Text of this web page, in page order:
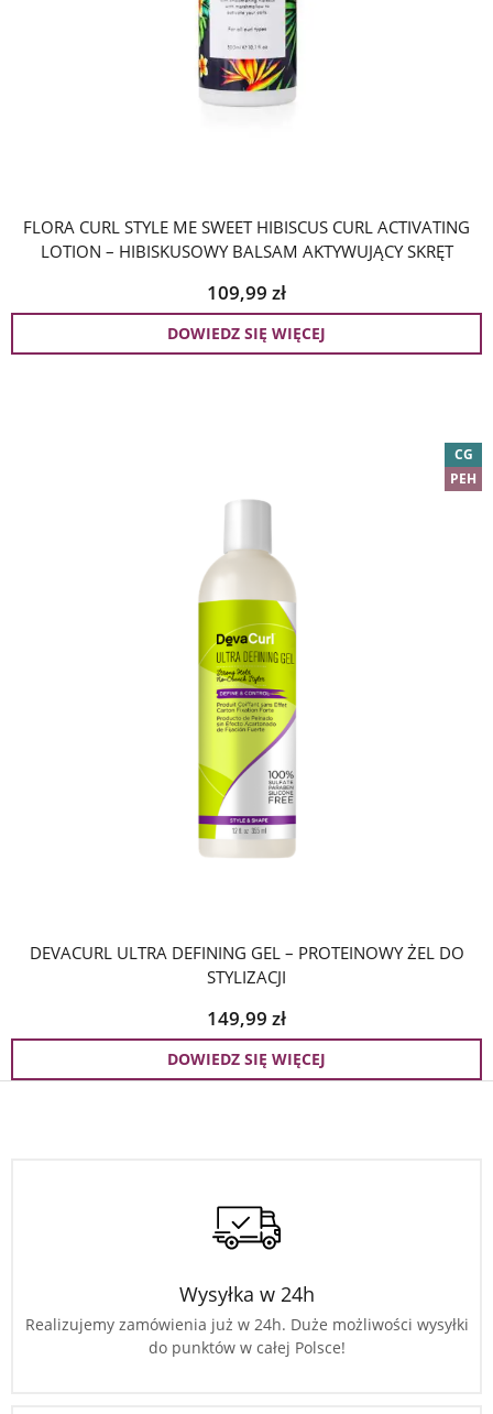
FLORA CURL STYLE ME SWEET HIBISCUS CURL ACTIVATING
LOTION – HIBISKUSOWY BALSAM AKTYWUJĄCY SKRĘT
109,99 zł
DOWIEDZ SIĘ WIĘCEJ
CG
PEH
DEVACURL ULTRA DEFINING GEL – PROTEINOWY ŻEL DO
STYLIZACJI
149,99 zł
DOWIEDZ SIĘ WIĘCEJ
Wysyłka w 24h
Realizujemy zamówienia już w 24h. Duże możliwości wysyłki
do punktów w całej Polsce!